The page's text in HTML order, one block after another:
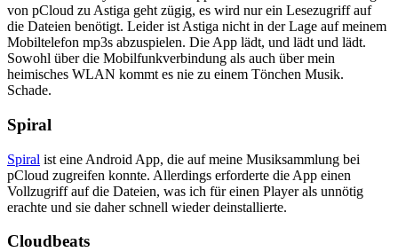
von pCloud zu Astiga geht zügig, es wird nur ein Lesezugriff auf
die Dateien benötigt. Leider ist Astiga nicht in der Lage auf meinem
Mobiltelefon mp3s abzuspielen. Die App lädt, und lädt und lädt.
Sowohl über die Mobilfunkverbindung als auch über mein
heimisches WLAN kommt es nie zu einem Tönchen Musik.
Schade.
Spiral
Spiral ist eine Android App, die auf meine Musiksammlung bei
pCloud zugreifen konnte. Allerdings erforderte die App einen
Vollzugriff auf die Dateien, was ich für einen Player als unnötig
erachte und sie daher schnell wieder deinstallierte.
Cloudbeats